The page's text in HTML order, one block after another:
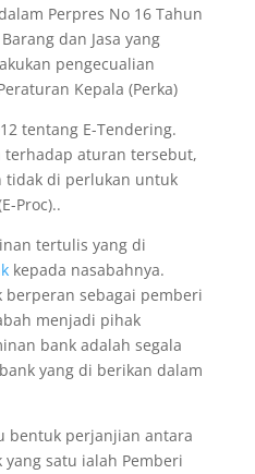
Perpres No 16 Tahun
dan Jasa yang
pengecualian
Kepala (Perka)
tentang E-Tendering.
terhadap aturan tersebut,
tidak di perlukan untuk
Proc)..
tertulis yang di
kepada nasabahnya.
sebagai pemberi
menjadi pihak
bank adalah segala
yang di berikan dalam
bentuk perjanjian antara
satu ialah Pemberi